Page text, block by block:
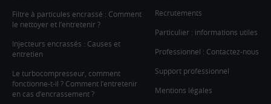
Filtre à particules encrassé : Comment
le nettoyer et l’entretenir ?
Injecteurs encrassés : Causes et
entretien
Le turbocompresseur, comment
fonctionne-t-il ? Comment l’entretenir
en cas d’encrassement ?
Recrutements
Particulier : informations utiles
Professionnel : Contactez-nous
Support professionnel
Mentions légales